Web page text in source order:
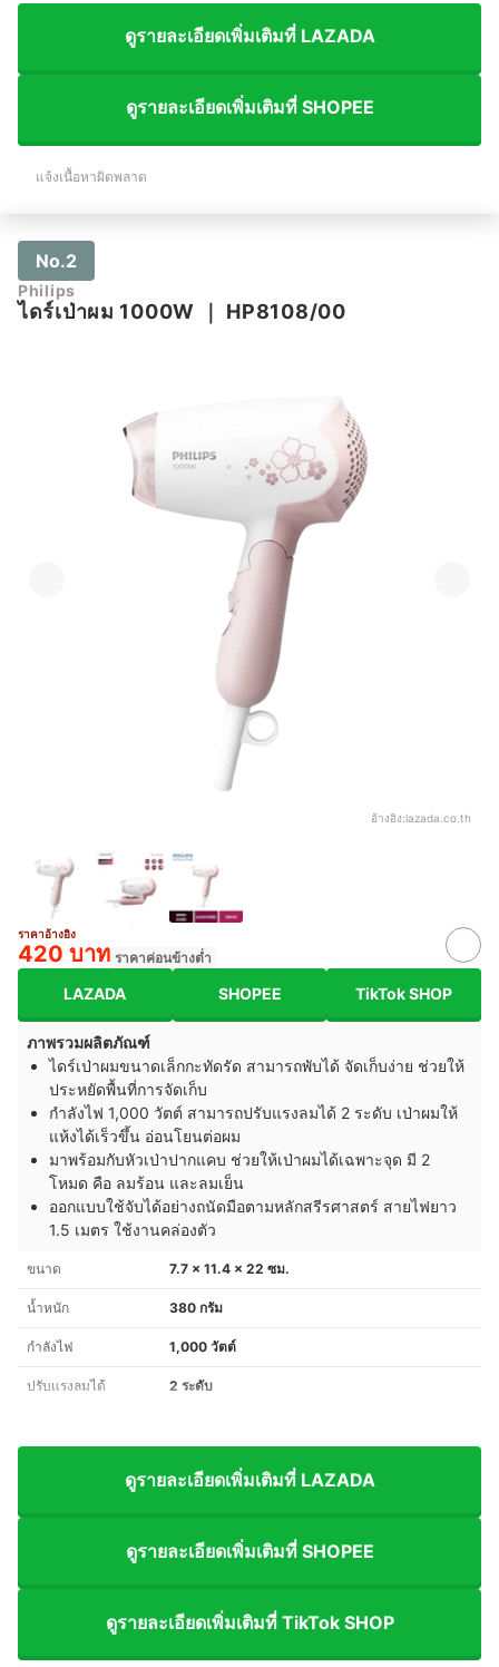
ดูรายละเอียดเพิ่มเติมที่ LAZADA
ดูรายละเอียดเพิ่มเติมที่ SHOPEE
แจ้งเนื้อหาผิดพลาด
No.2
Philips
ไดร์เป่าผม 1000W ｜ HP8108/00
อ้างอิง:lazada.co.th
ราคาอ้างอิง
420 บาท ราคาค่อนข้างต่ำ
LAZADA SHOPEE TikTok SHOP
ภาพรวมผลิตภัณฑ์
ไดร์เป่าผมขนาดเล็กกะทัดรัด สามารถพับได้ จัดเก็บง่าย ช่วยให้
ประหยัดพื้นที่การจัดเก็บ
กำลังไฟ 1,000 วัตต์ สามารถปรับแรงลมได้ 2 ระดับ เป่าผมให้
แห้งได้เร็วขึ้น อ่อนโยนต่อผม
มาพร้อมกับหัวเป่าปากแคบ ช่วยให้เป่าผมได้เฉพาะจุด มี 2
โหมด คือ ลมร้อน และลมเย็น
ออกแบบใช้จับได้อย่างถนัดมือตามหลักสรีรศาสตร์ สายไฟยาว
1.5 เมตร ใช้งานคล่องตัว
ขนาด 7.7 x 11.4 x 22 ซม.
น้ำหนัก 380 กรัม
กำลังไฟ 1,000 วัตต์
ปรับแรงลมได้ 2 ระดับ
ดูรายละเอียดเพิ่มเติมที่ LAZADA
ดูรายละเอียดเพิ่มเติมที่ SHOPEE
ดูรายละเอียดเพิ่มเติมที่ TikTok SHOP